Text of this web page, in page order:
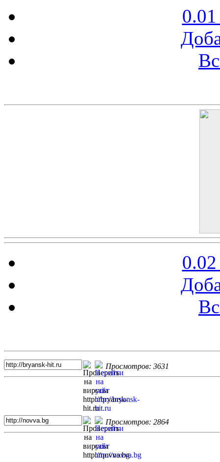
Просмотров: 3631
Просмотров: 2864